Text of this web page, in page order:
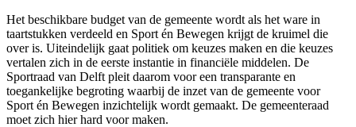
Het beschikbare budget van de gemeente wordt als het ware in
taartstukken verdeeld en Sport én Bewegen krijgt de kruimel die
over is. Uiteindelijk gaat politiek om keuzes maken en die keuzes
vertalen zich in de eerste instantie in financiële middelen. De
Sportraad van Delft pleit daarom voor een transparante en
toegankelijke begroting waarbij de inzet van de gemeente voor
Sport én Bewegen inzichtelijk wordt gemaakt. De gemeenteraad
moet zich hier hard voor maken.